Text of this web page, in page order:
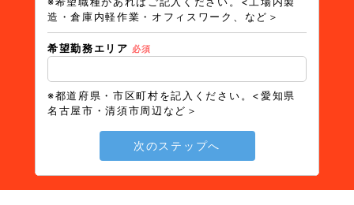
造・倉庫内軽作業・オフィスワーク、など＞
希望勤務エリア 必須
※都道府県・市区町村を記入ください。<愛知県
名古屋市・清須市周辺など＞
次のステップへ